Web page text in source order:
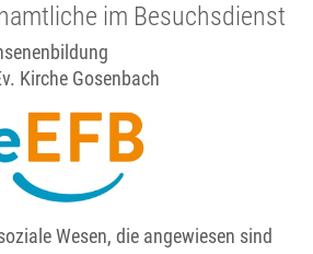
im Besuchsdienst
Kirche Gosenbach
Wesen, die angewiesen sind